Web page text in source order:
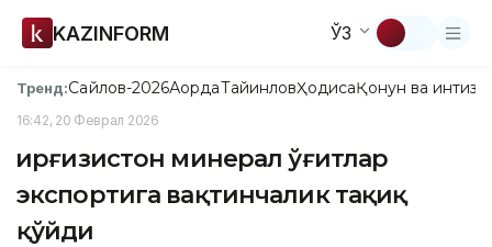
KAZINFORM ЎЗ
Тренд:Сайлов-2026АқордаТайинловҲодисаҚонун ва
16:42, 20 Феврал 2026
Қирғизистон минерал ўғитлар
экспортига вақтинчалик тақиқ
қўйди